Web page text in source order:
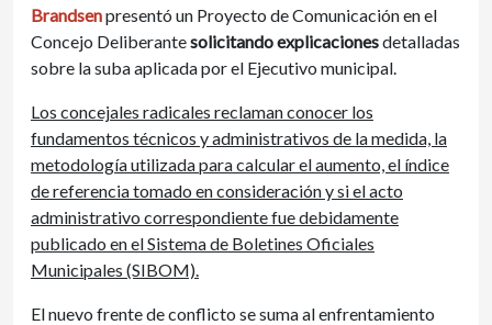
Brandsenpresentó un Proyecto de Comunicación en el
Concejo Deliberantesolicitando explicacionesdetalladas
sobre la suba aplicada por el Ejecutivo municipal.
Los concejales radicales reclaman conocer los
fundamentos técnicos y administrativos de la medida, la
metodología utilizada para calcular el aumento, el índice
de referencia tomado en consideración y si el acto
administrativo correspondiente fue debidamente
publicado en el Sistema de Boletines Oficiales
Municipales (SIBOM).
El nuevo frente de conflicto se suma al enfrentamiento